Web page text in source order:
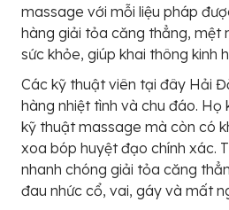
massage với mỗi liệu pháp
hàng giải tỏa căng thẳng, mệt
sức khỏe, giúp khai thông kinh
Các kỹ thuật viên tại đây Hải
hàng nhiệt tình và chu đáo. Họ
kỹ thuật massage mà còn có
xoa bóp huyệt đạo chính xác.
nhanh chóng giải tỏa căng
đau nhức cổ, vai, gáy và mất